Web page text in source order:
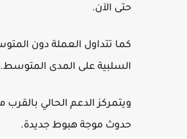
حتى الآن.
السلبية على المدى المتوسط.
حدوث موجة هبوط جديدة.